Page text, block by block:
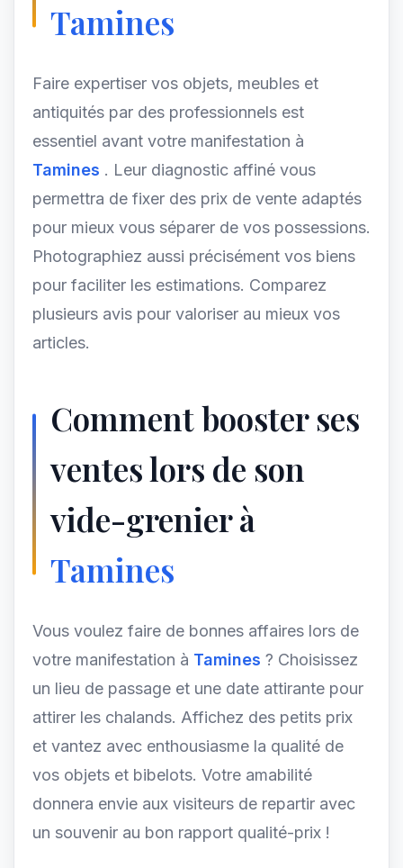
Tamines
Faire expertiser vos objets, meubles et
antiquités par des professionnels est
essentiel avant votre manifestation à
Tamines . Leur diagnostic affiné vous
permettra de fixer des prix de vente adaptés
pour mieux vous séparer de vos possessions.
Photographiez aussi précisément vos biens
pour faciliter les estimations. Comparez
plusieurs avis pour valoriser au mieux vos
articles.
Comment booster ses
ventes lors de son
vide-grenier à
Tamines
Vous voulez faire de bonnes affaires lors de
votre manifestation à Tamines ? Choisissez
un lieu de passage et une date attirante pour
attirer les chalands. Affichez des petits prix
et vantez avec enthousiasme la qualité de
vos objets et bibelots. Votre amabilité
donnera envie aux visiteurs de repartir avec
un souvenir au bon rapport qualité-prix !